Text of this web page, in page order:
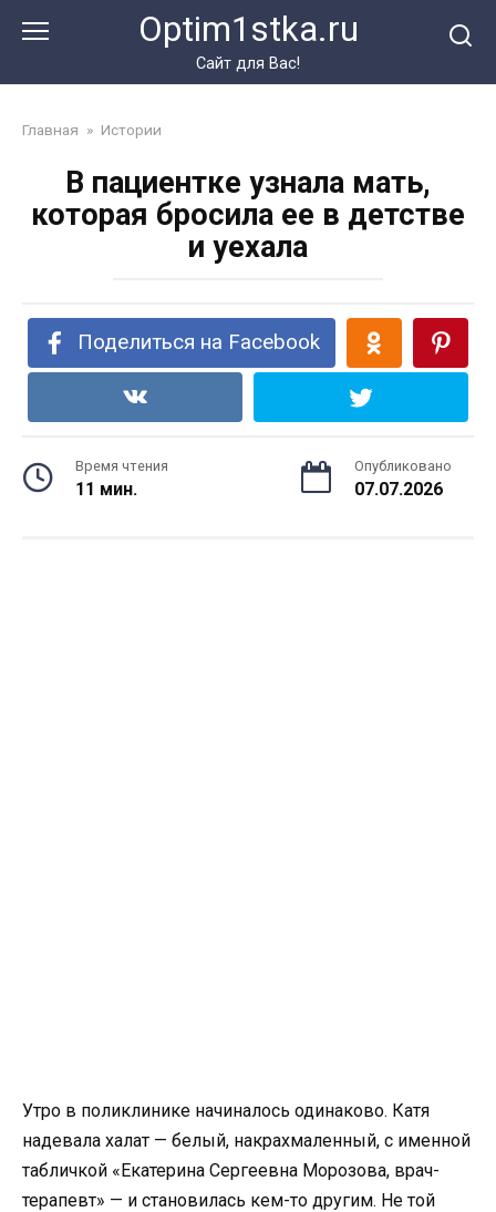
Optim1stka.ru
Сайт для Вас!
Главная » Истории
В пациентке узнала мать,
которая бросила ее в детстве
и уехала
Поделиться на Facebook
Время чтения
11 мин.
Опубликовано
07.07.2026
Утро в поликлинике начиналось одинаково. Катя
надевала халат — белый, накрахмаленный, с именной
табличкой «Екатерина Сергеевна Морозова, врач-
терапевт» — и становилась кем-то другим. Не той